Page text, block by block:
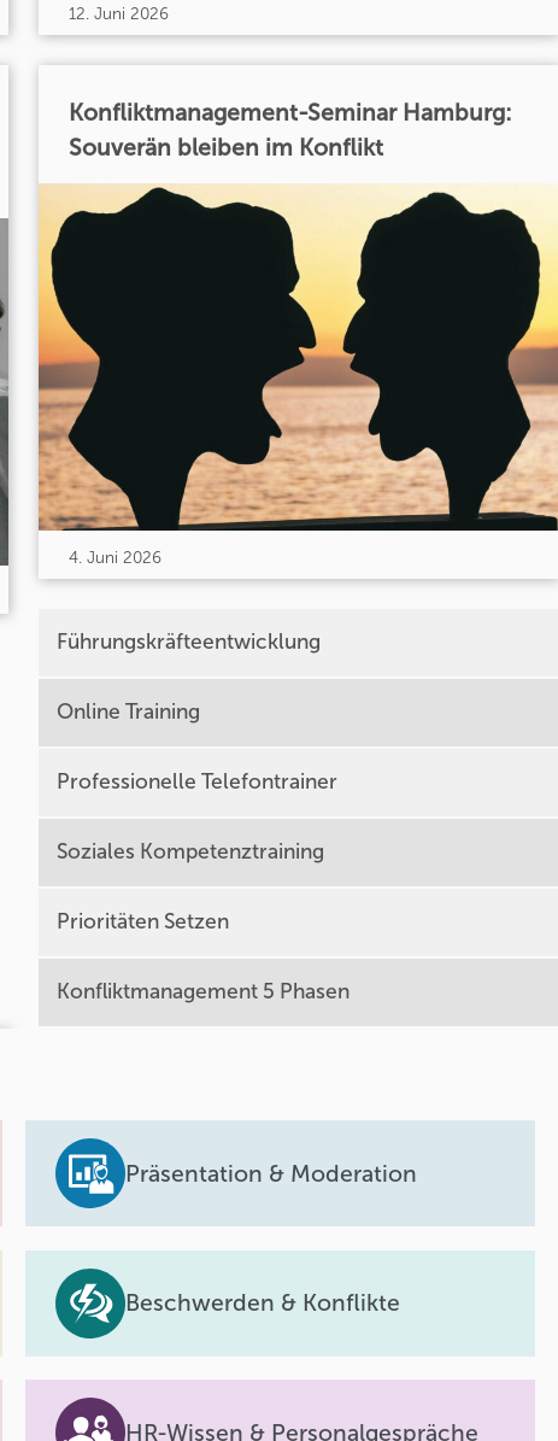
12. Juni 2026
Konfliktmanagement-Seminar Hamburg:
Souverän bleiben im Konflikt
4. Juni 2026
Führungskräfteentwicklung
Online Training
Professionelle Telefontrainer
Soziales Kompetenztraining
Prioritäten Setzen
Konfliktmanagement 5 Phasen
Präsentation & Moderation
Beschwerden & Konflikte
HR-Wissen & Personalgespräche